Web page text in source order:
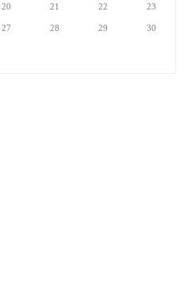
20 21 22 23
27 28 29 30